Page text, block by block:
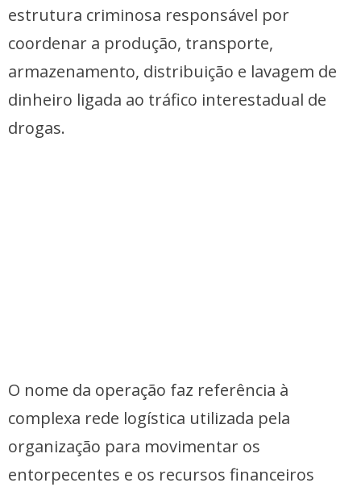
estrutura criminosa responsável por
coordenar a produção, transporte,
armazenamento, distribuição e lavagem de
dinheiro ligada ao tráfico interestadual de
drogas.
O nome da operação faz referência à
complexa rede logística utilizada pela
organização para movimentar os
entorpecentes e os recursos financeiros